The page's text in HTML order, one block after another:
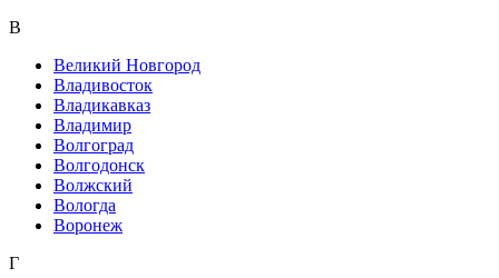
В
Великий Новгород
Владивосток
Владикавказ
Владимир
Волгоград
Волгодонск
Волжский
Вологда
Воронеж
Г